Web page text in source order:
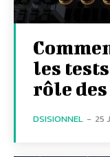
les
rôle
DSISIONNEL - 25